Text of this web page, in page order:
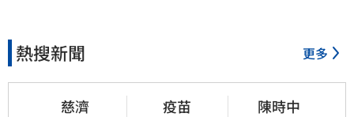
熱搜新聞 更多
慈濟 疫苗 陳時中